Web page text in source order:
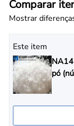
Comparar
Mostrar
Este item
pó